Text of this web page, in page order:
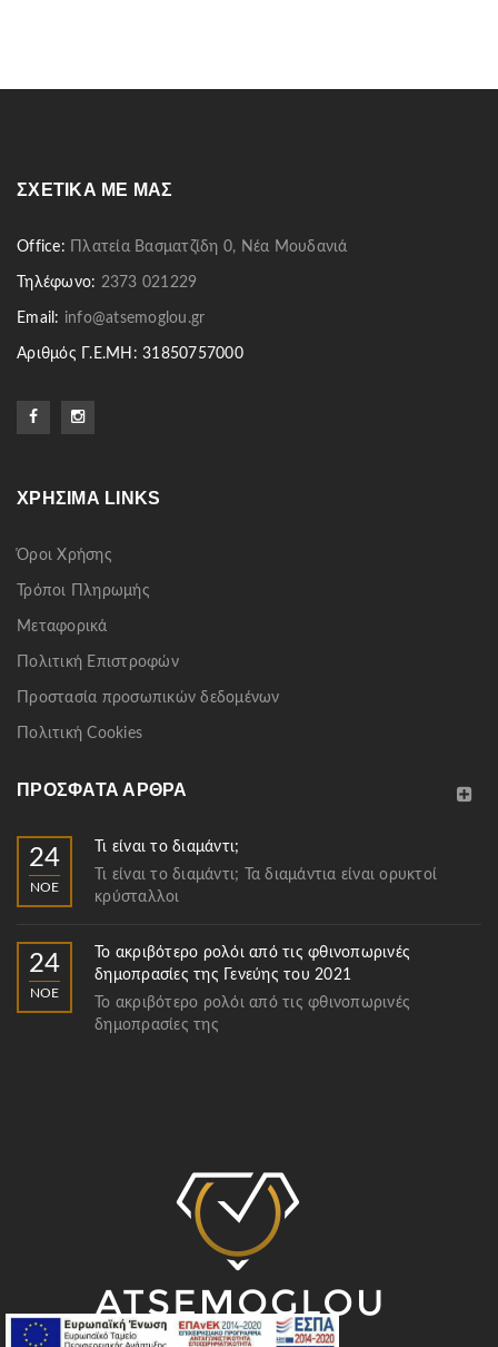
ΣΧΕΤΙΚΆ ΜΕ ΜΑΣ
Office: Πλατεία Βασματζίδη 0, Νέα Μουδανιά
Τηλέφωνο: 2373 021229
Email: info@atsemoglou.gr
Αριθμός Γ.Ε.ΜΗ: 31850757000
ΧΡΉΣΙΜΑ LINKS
Όροι Χρήσης
Τρόποι Πληρωμής
Μεταφορικά
Πολιτική Επιστροφών
Προστασία προσωπικών δεδομένων
Πολιτική Cookies
ΠΡΌΣΦΑΤΑ ΆΡΘΡΑ
24
ΝΟΈ
Τι είναι το διαμάντι;
Τι είναι το διαμάντι; Τα διαμάντια είναι ορυκτοί
κρύσταλλοι
24
ΝΟΈ
Το ακριβότερο ρολόι από τις φθινοπωρινές
δημοπρασίες της Γενεύης του 2021
Το ακριβότερο ρολόι από τις φθινοπωρινές
δημοπρασίες της